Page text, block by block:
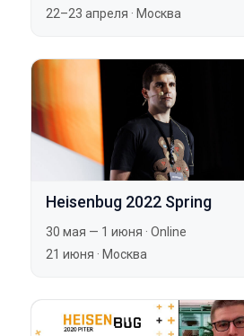
22–23 апреля · Москва
Heisenbug 2022 Spring
30 мая — 1 июня · Online
21 июня · Москва